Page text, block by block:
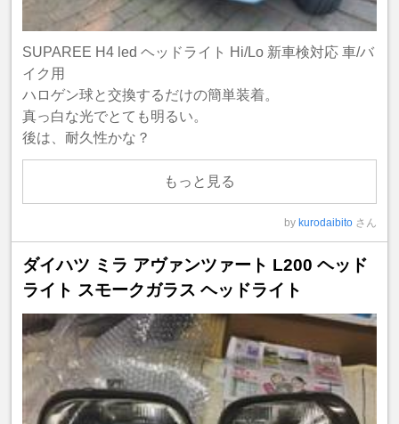
SUPAREE H4 led ヘッドライト Hi/Lo 新車検対応 車/バ
イク用
ハロゲン球と交換するだけの簡単装着。
真っ白な光でとても明るい。
後は、耐久性かな？
もっと見る
by kurodaibito さん
ダイハツ ミラ アヴァンツァート L200 ヘッド
ライト スモークガラス ヘッドライト